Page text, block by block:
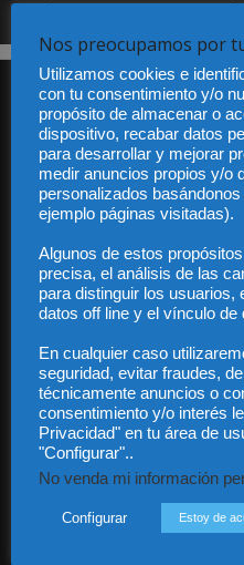
Audiencia
Guía
Contáctanos:
Nos preocupamos por
Utilizamos cookies e
con tu consentimiento y/o
propósito de almacenar o
dispositivo, recabar datos
para desarrollar y mejorar
medir anuncios propios y/o
personalizados
ejemplo páginas visitadas).
Algunos de estos
precisa, el análisis de las
para distinguir los usuarios,
datos off line y el vínculo de
En cualquier caso
seguridad, evitar fraudes,
técnicamente anuncios o
consentimiento y/o interés
Privacidad" en tu área de
"Configurar"..
No venda mi información
Configurar Estoy de